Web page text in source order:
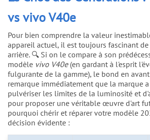
vs vivo V40e
Pour bien comprendre la valeur
appareil actuel, il est toujours fascinant de
arrière. 🔍 Si on le compare à son
modèle vivo V40e(en gardant à l'esprit
fulgurante de la gamme), le bond en
remarque immédiatement que la marque
pulvériser les limites de la luminosité et
pour proposer une véritable œuvre d'art
pourquoi chérir et réparer votre modèle
décision évidente :